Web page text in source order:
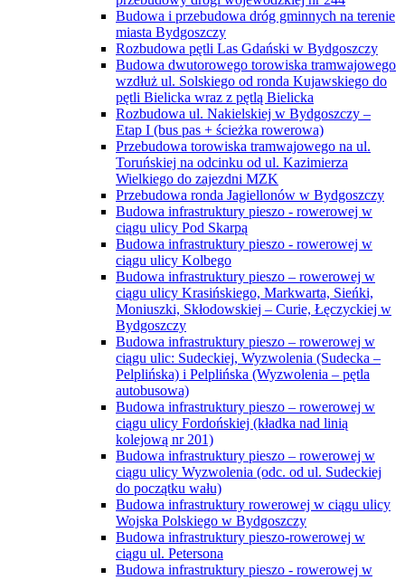
Budowa i przebudowa dróg gminnych na terenie
miasta Bydgoszczy
Rozbudowa pętli Las Gdański w Bydgoszczy
Budowa dwutorowego torowiska tramwajowego
wzdłuż ul. Solskiego od ronda Kujawskiego do
pętli Bielicka wraz z pętlą Bielicka
Rozbudowa ul. Nakielskiej w Bydgoszczy –
Etap I (bus pas + ścieżka rowerowa)
Przebudowa torowiska tramwajowego na ul.
Toruńskiej na odcinku od ul. Kazimierza
Wielkiego do zajezdni MZK
Przebudowa ronda Jagiellonów w Bydgoszczy
Budowa infrastruktury pieszo - rowerowej w
ciągu ulicy Pod Skarpą
Budowa infrastruktury pieszo - rowerowej w
ciągu ulicy Kolbego
Budowa infrastruktury pieszo – rowerowej w
ciągu ulicy Krasińskiego, Markwarta, Sieńki,
Moniuszki, Skłodowskiej – Curie, Łęczyckiej w
Bydgoszczy
Budowa infrastruktury pieszo – rowerowej w
ciągu ulic: Sudeckiej, Wyzwolenia (Sudecka –
Pelplińska) i Pelplińska (Wyzwolenia – pętla
autobusowa)
Budowa infrastruktury pieszo – rowerowej w
ciągu ulicy Fordońskiej (kładka nad linią
kolejową nr 201)
Budowa infrastruktury pieszo – rowerowej w
ciągu ulicy Wyzwolenia (odc. od ul. Sudeckiej
do początku wału)
Budowa infrastruktury rowerowej w ciągu ulicy
Wojska Polskiego w Bydgoszczy
Budowa infrastruktury pieszo-rowerowej w
ciągu ul. Petersona
Budowa infrastruktury pieszo - rowerowej w